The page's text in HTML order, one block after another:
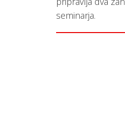
seminarja.